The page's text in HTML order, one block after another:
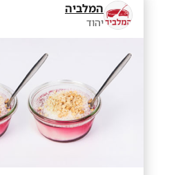
המלביה
יהוד